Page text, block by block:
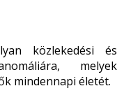
közlekedési és
melyek
mindennapi életét.